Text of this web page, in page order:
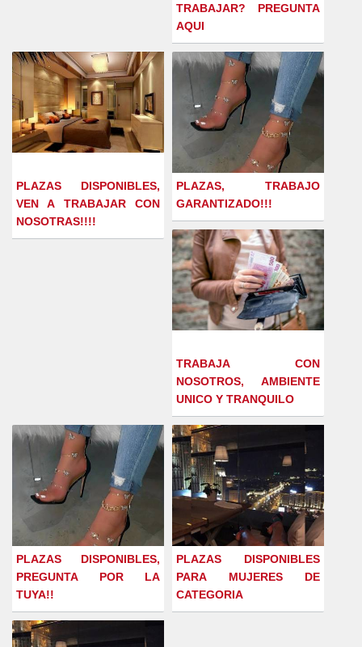
TRABAJAR? PREGUNTA
AQUI
PLAZAS DISPONIBLES,
VEN A TRABAJAR CON
NOSOTRAS!!!!
PLAZAS, TRABAJO
GARANTIZADO!!!
TRABAJA CON
NOSOTROS, AMBIENTE
UNICO Y TRANQUILO
PLAZAS DISPONIBLES,
PREGUNTA POR LA
TUYA!!
PLAZAS DISPONIBLES
PARA MUJERES DE
CATEGORIA